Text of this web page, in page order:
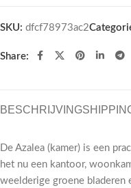
SKU: dfcf78973ac2
Share:
BESCHRIJVING
De Azalea (kamer) is een
het nu een kantoor,
weelderige groene bladeren